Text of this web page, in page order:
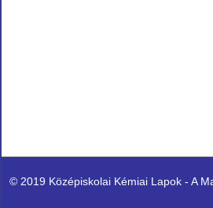
© 2019 Középiskolai Kémiai Lapok - A